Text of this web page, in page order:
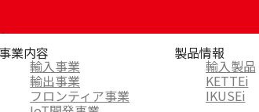
事業内容
輸入事業
輸出事業
フロンティア事業
製品情報
輸入製品
KETTEi
IKUSEi